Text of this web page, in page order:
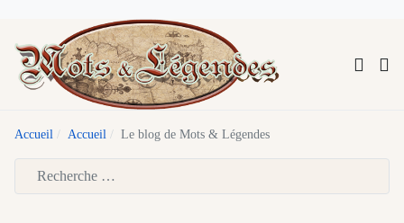
Accueil Accueil Le blog de Mots & Légendes